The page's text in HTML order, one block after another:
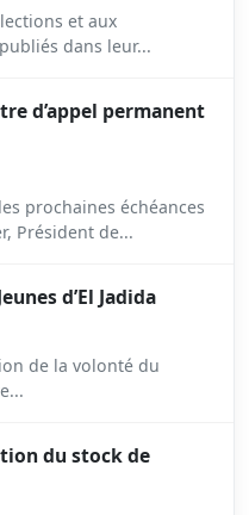
et aux
dans leur...
d’appel permanent
prochaines échéances
Président de...
d’El Jadida
de la volonté du
du stock de